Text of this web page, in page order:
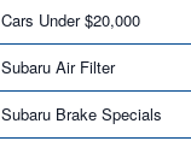
Cars Under $20,000
Subaru Air Filter
Subaru Brake Specials